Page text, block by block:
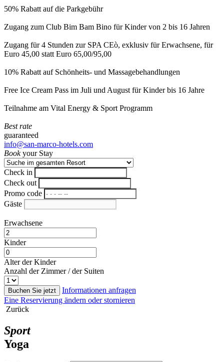
50% Rabatt auf die Parkgebühr
Zugang zum Club Bim Bam Bino für Kinder von 2 bis 16 Jahren
Zugang für 4 Stunden zur SPA CEò, exklusiv für Erwachsene, für
Euro 45,00 statt Euro 65,00/95,00
10% Rabatt auf Schönheits- und Massagebehandlungen
Free Ice Cream Pass im Juli und August für Kinder bis 16 Jahre
Teilnahme am Vital Energy & Sport Programm
Best rate
guaranteed
info@san-marco-hotels.com
Bookyour Stay
Check in
Check out
Promo code
Gäste
Erwachsene
Kinder
Alter der Kinder
Anzahl der Zimmer / der Suiten
Buchen Sie jetzt
Informationen anfragen
Eine Reservierung ändern oder stornieren
Zurück
Sport
Yoga